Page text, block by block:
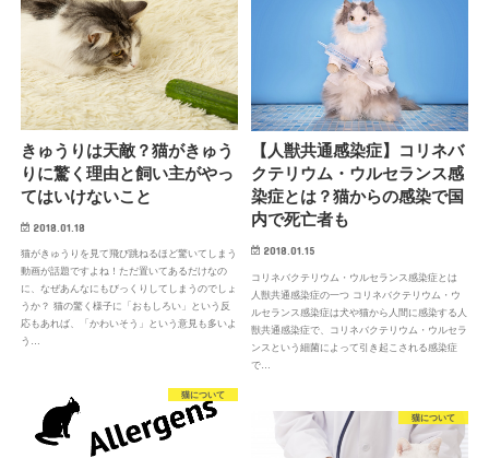
きゅうりは天敵？猫がきゅう
りに驚く理由と飼い主がやっ
てはいけないこと
2018.01.18
猫がきゅうりを見て飛び跳ねるほど驚いてしまう
動画が話題ですよね！ただ置いてあるだけなの
に、なぜあんなにもびっくりしてしまうのでしょ
うか？ 猫の驚く様子に「おもしろい」という反
応もあれば、「かわいそう」という意見も多いよ
う…
【人獣共通感染症】コリネバ
クテリウム・ウルセランス感
染症とは？猫からの感染で国
内で死亡者も
2018.01.15
コリネバクテリウム・ウルセランス感染症とは
人獣共通感染症の一つ コリネバクテリウム・ウ
ルセランス感染症は犬や猫から人間に感染する人
獣共通感染症で、コリネバクテリウム・ウルセラ
ンスという細菌によって引き起こされる感染症
で…
猫について
猫について